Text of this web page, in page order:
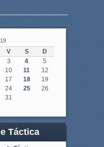
V S
D
3 4
5
10 11
12
17 18
19
24 25
26
31
Táctica